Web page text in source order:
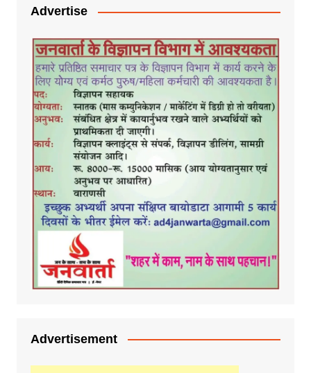
Advertise
Advertisement